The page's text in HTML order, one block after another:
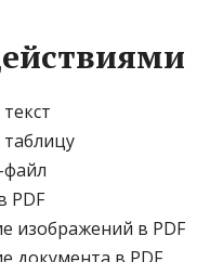
файл
PDF
изображений в PDF